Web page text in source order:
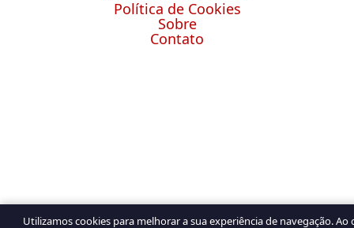
Política de Cookies
Sobre
Contato
Utilizamos cookies para melhorar a sua experiência de navegação. Ao